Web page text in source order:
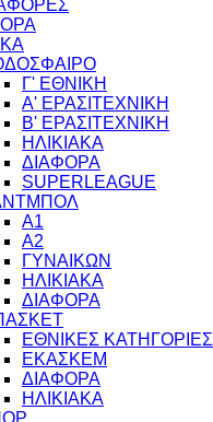
Γ' ΕΘΝΙΚΗ
Α' ΕΡΑΣΙΤΕΧΝΙΚΗ
Β' ΕΡΑΣΙΤΕΧΝΙΚΗ
ΗΛΙΚΙΑΚΑ
ΔΙΑΦΟΡΑ
SUPERLEAGUE
Α1
Α2
ΓΥΝΑΙΚΩΝ
ΗΛΙΚΙΑΚΑ
ΔΙΑΦΟΡΑ
ΕΘΝΙΚΕΣ ΚΑΤΗΓΟΡΙΕΣ
ΕΚΑΣΚΕΜ
ΔΙΑΦΟΡΑ
ΗΛΙΚΙΑΚΑ